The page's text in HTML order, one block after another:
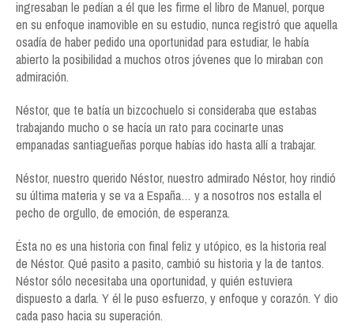
ingresaban le pedían a él que les firme el libro de Manuel, porque
en su enfoque inamovible en su estudio, nunca registró que aquella
osadía de haber pedido una oportunidad para estudiar, le había
abierto la posibilidad a muchos otros jóvenes que lo miraban con
admiración.
Néstor, que te batía un bizcochuelo si consideraba que estabas
trabajando mucho o se hacía un rato para cocinarte unas
empanadas santiagueñas porque habías ido hasta allí a trabajar.
Néstor, nuestro querido Néstor, nuestro admirado Néstor, hoy rindió
su última materia y se va a España… y a nosotros nos estalla el
pecho de orgullo, de emoción, de esperanza.
Ésta no es una historia con final feliz y utópico, es la historia real
de Néstor. Qué pasito a pasito, cambió su historia y la de tantos.
Néstor sólo necesitaba una oportunidad, y quién estuviera
dispuesto a darla. Y él le puso esfuerzo, y enfoque y corazón. Y dio
cada paso hacia su superación.